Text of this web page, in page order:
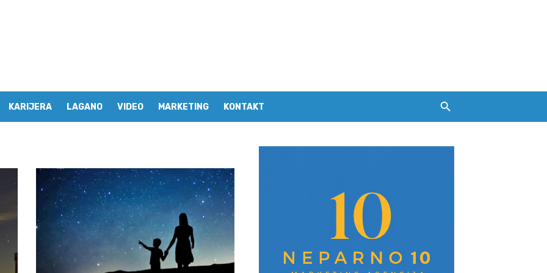
KARIJERA LAGANO VIDEO MARKETING KONTAKT